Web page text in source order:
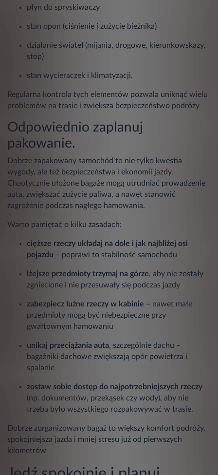
płyn do spryskiwaczy
stan opon (ciśnienie i zużycie bieżnika)
działanie świateł (mijania, drogowe, kierunkowskazy,
stop)
stan wycieraczek i klimatyzacji.
Regularna kontrola tych elementów pozwala uniknąć wielu
problemów na trasie i zwiększa bezpieczeństwo podróży
Odpowiednio zaplanuj
pakowanie.
Dobrze zapakowany samochód to nie tylko kwestia
wygody, ale też bezpieczeństwa i ekonomii jazdy.
Chaotycznie ułożone bagaże mogą utrudniać prowadzenie
auta, zwiększać zużycie paliwa, a nawet stanowić
zagrożenie podczas nagłego hamowania.
Warto pamiętać o kilku zasadach:
cięższe rzeczy układaj na dole i jak najbliżej osi
pojazdu – poprawi to stabilność samochodu
lżejsze przedmioty trzymaj na górze, aby nie zostały
zgniecione i nie przesuwały się podczas jazdy
zabezpiecz luźne rzeczy w kabinie – nawet małe
przedmioty mogą być niebezpieczne przy
gwałtownym hamowaniu
unikaj przeciążania auta, szczególnie dachu –
bagażniki dachowe zwiększają opór powietrza i
spalanie
zostaw sobie dostęp do najpotrzebniejszych rzeczy
(np. dokumentów, przekąsek czy wody), aby nie
trzeba było wszystkiego rozpakowywać w trasie.
Dobrze zorganizowany bagaż to większy komfort podróży,
spokojniejsza jazda i mniej stresu już od pierwszych
kilometrów